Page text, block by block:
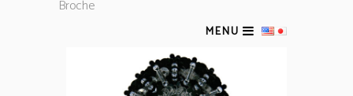
MENU
Broche